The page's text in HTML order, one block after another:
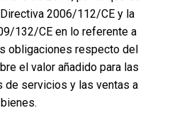
2006/112/CE y la
132/CE en lo referente a
obligaciones respecto del
el valor añadido para las
de servicios y las ventas a